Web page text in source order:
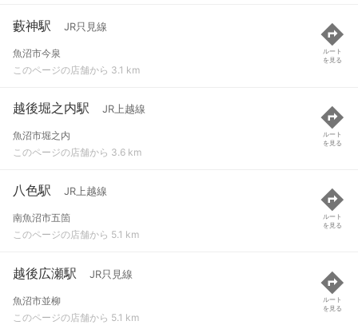
藪神駅 JR只見線
魚沼市今泉
このページの店舗から 3.1 km
ルート
を見る
越後堀之内駅 JR上越線
魚沼市堀之内
このページの店舗から 3.6 km
ルート
を見る
八色駅 JR上越線
南魚沼市五箇
このページの店舗から 5.1 km
ルート
を見る
越後広瀬駅 JR只見線
魚沼市並柳
このページの店舗から 5.1 km
ルート
を見る